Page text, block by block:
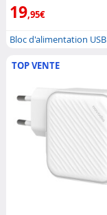
19,95€
Bloc d'alimentation USB
TOP VENTE